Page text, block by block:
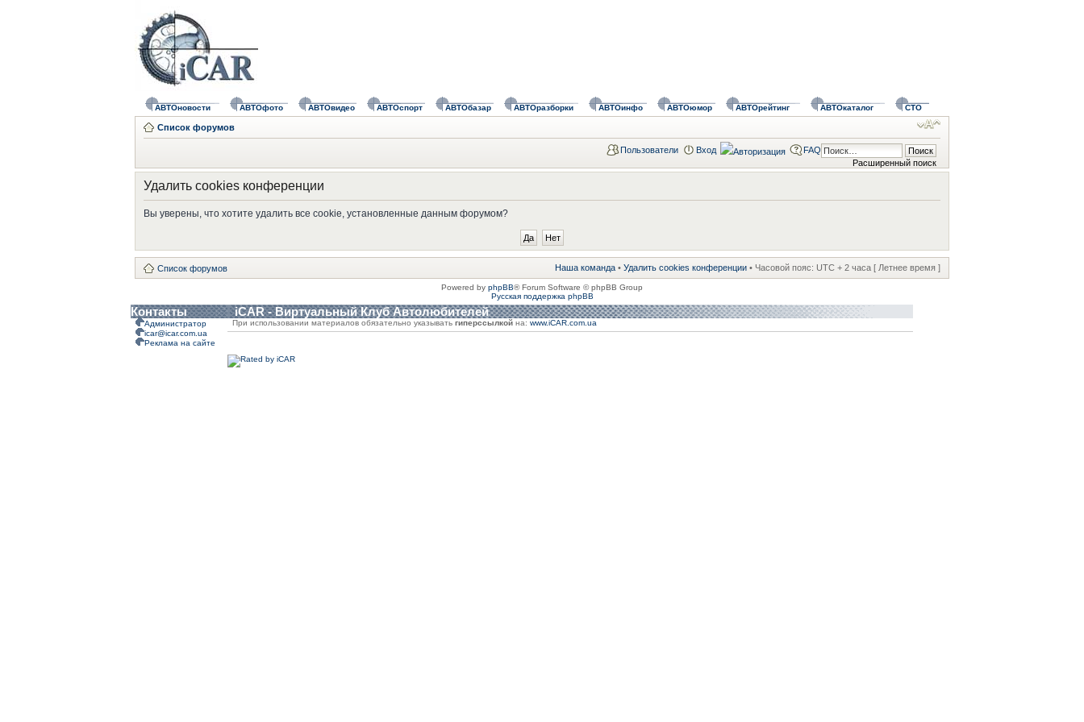
АВТОновости АВТОфото АВТОвидео АВТОспорт АВТОбазар АВТОразборки АВТОинфо АВТОюмор АВТОрейтинг АВТОкаталог СТО
Список форумов
Расширенный поиск
Пользователи Вход FAQ
Удалить cookies конференции
Вы уверены, что хотите удалить все cookie, установленные данным форумом?
Список форумов Наша команда • Удалить cookies конференции • Часовой пояс: UTC + 2 часа [ Летнее время ]
Powered by phpBB® Forum Software © phpBB Group
Русская поддержка phpBB
Контакты iCAR - Виртуальный Клуб Автолюбителей
Администратор
icar@icar.com.ua
Реклама на сайте
При использовании материалов обязательно указывать гиперссылкой на: www.iCAR.com.ua